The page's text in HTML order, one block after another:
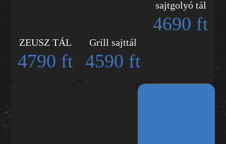
ZEUSZ TÁL
4790 ft
Grill sajttál
4590 ft
sajtgolyó tál
4690 ft